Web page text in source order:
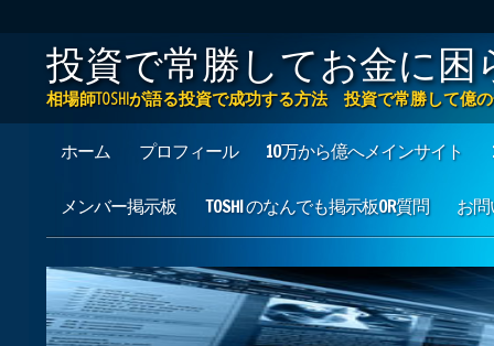
投資で常勝してお金に困
相場師TOSHIが語る投資で成功する方法 投資で常勝して億
Main menu
ホーム プロフィール 10万から億へメインサイト
メンバー掲示板 TOSHI のなんでも掲示板OR質問 お